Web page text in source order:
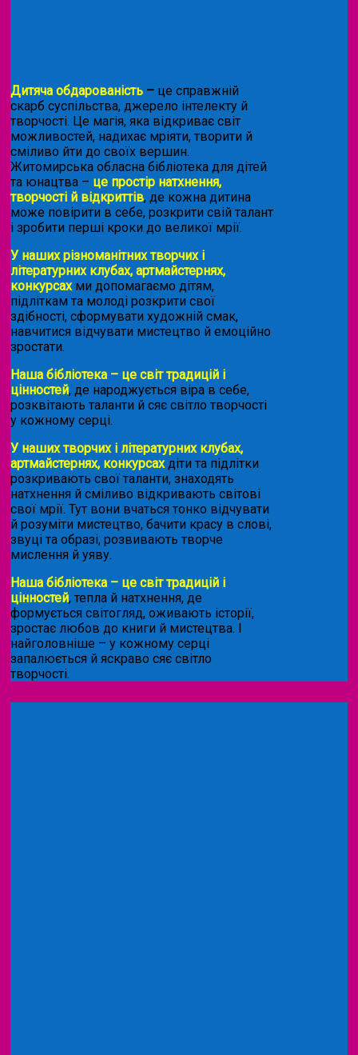
Дитяча обдарованість – це справжній
скарб суспільства, джерело інтелекту й
творчості. Це магія, яка відкриває світ
можливостей, надихає мріяти, творити й
сміливо йти до своїх вершин.
Житомирська обласна бібліотека для дітей
та юнацтва – це простір натхнення,
творчості й відкриттів, де кожна дитина
може повірити в себе, розкрити свій талант
і зробити перші кроки до великої мрії.
У наших різноманітних творчих і
літературних клубах, артмайстернях,
конкурсахми допомагаємо дітям,
підліткам та молоді розкрити свої
здібності, сформувати художній смак,
навчитися відчувати мистецтво й емоційно
зростати.
Наша бібліотека – це світ традицій і
цінностей, де народжується віра в себе,
розквітають таланти й сяє світло творчості
у кожному серці.
У наших творчих і літературних клубах,
артмайстернях, конкурсахдіти та підлітки
розкривають свої таланти, знаходять
натхнення й сміливо відкривають світові
свої мрії. Тут вони вчаться тонко відчувати
й розуміти мистецтво, бачити красу в слові,
звуці та образі, розвивають творче
мислення й уяву.
Наша бібліотека – це світ традицій і
цінностей, тепла й натхнення, де
формується світогляд, оживають історії,
зростає любов до книги й мистецтва. І
найголовніше – у кожному серці
запалюється й яскраво сяє світло
творчості.